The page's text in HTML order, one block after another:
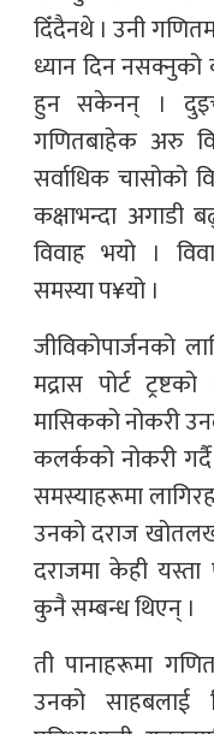
दिँदैनथे । उनी
ध्यान दिन नसक्नुको
हुन सकेनन् ।
गणितबाहेक अरु
सर्वाधिक चासोको
कक्षाभन्दा
विवाह भयो ।
समस्या प¥यो ।
जीविकोपार्जनको
मद्रास पोर्ट
मासिकको नोकरी
कलर्कको नोकरी
समस्याहरूमा
उनको दराज
दराजमा केही
कुनै सम्बन्ध थिएन् ।
ती पानाहरूमा
उनको